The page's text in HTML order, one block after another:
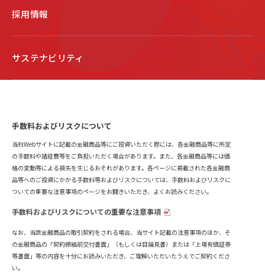
採用情報
サステナビリティ
手数料およびリスクについて
当社Webサイトに記載の金融商品等にご投資いただく際には、各金融商品等に所定
の手数料や諸経費等をご負担いただく場合があります。また、各金融商品等には価
格の変動等による損失を生じるおそれがあります。各ページに掲載された各金融商
品等へのご投資にかかる手数料等およびリスクについては、手数料およびリスクに
ついての重要な注意事項のページをお開きいただき、よくお読みください。
手数料およびリスクについての重要な注意事項
なお、当該金融商品の取引契約をされる場合、当サイト記載の注意事項のほか、そ
の金融商品の「契約締結前交付書面」（もしくは目論見書）または「上場有価証券
等書面」等の内容を十分にお読みいただき、ご理解いただいたうえでご契約くださ
い。